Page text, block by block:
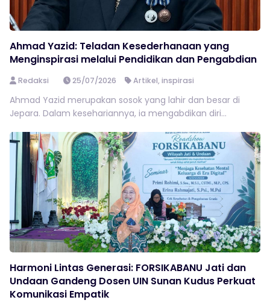
Ahmad Yazid: Teladan Kesederhanaan yang
Menginspirasi melalui Pendidikan dan Pengabdian
Redaksi 25/07/2026 Artikel,inspirasi
Ahmad Yazid merupakan sosok yang lahir dan besar di
Jepara. Dalam kesehariannya, ia mengabdikan diri...
Harmoni Lintas Generasi: FORSIKABANU Jati dan
Undaan Gandeng Dosen UIN Sunan Kudus Perkuat
Komunikasi Empatik